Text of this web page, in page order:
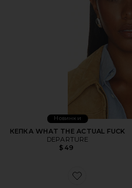
Новинки
КЕПКА WHAT THE ACTUAL FUCK
DEPARTURE
$49
Favorite